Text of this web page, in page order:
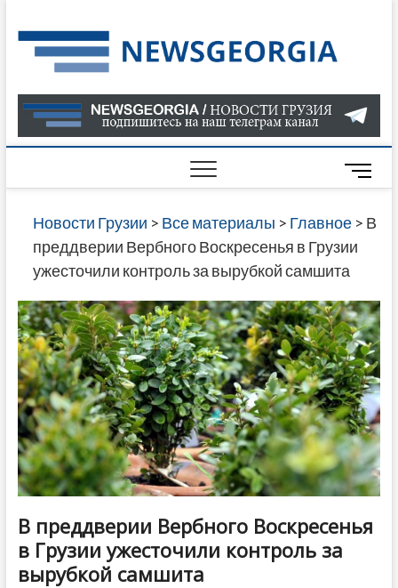
to
content
О
В
ГРУЗИИ
САЙТЕ
M
e
n
u
t
t
o
n
Новости Грузии > Все материалы > Главное> В
преддверии Вербного Воскресенья в Грузии
ужесточили контроль за вырубкой самшита
В преддверии Вербного Воскресенья
в Грузии ужесточили контроль за
вырубкой самшита